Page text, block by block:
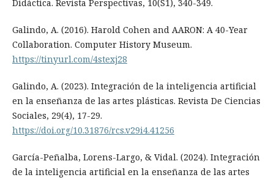
Didáctica. Revista Perspectivas, 10(S1), 340-349.
Galindo, A. (2016). Harold Cohen and AARON: A 40-Year
Collaboration. Computer History Museum.
https://tinyurl.com/4stexj28
Galindo, A. (2023). Integración de la inteligencia artificial
en la enseñanza de las artes plásticas. Revista De Ciencias
Sociales, 29(4), 17-29.
https://doi.org/10.31876/rcs.v29i4.41256
García-Peñalba, Lorens-Largo, & Vidal. (2024). Integración
de la inteligencia artificial en la enseñanza de las artes